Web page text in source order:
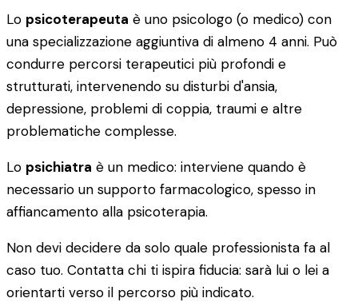
Lo psicoterapeuta è uno psicologo (o medico) con
una specializzazione aggiuntiva di almeno 4 anni. Può
condurre percorsi terapeutici più profondi e
strutturati, intervenendo su disturbi d'ansia,
depressione, problemi di coppia, traumi e altre
problematiche complesse.
Lo psichiatra è un medico: interviene quando è
necessario un supporto farmacologico, spesso in
affiancamento alla psicoterapia.
Non devi decidere da solo quale professionista fa al
caso tuo. Contatta chi ti ispira fiducia: sarà lui o lei a
orientarti verso il percorso più indicato.